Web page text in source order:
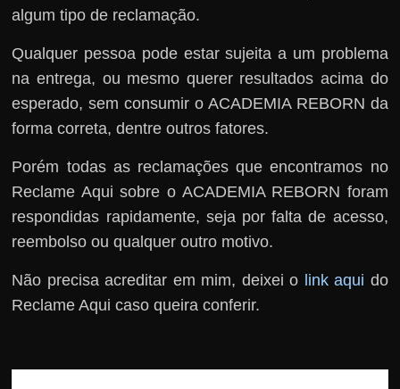
algum tipo de reclamação.
Qualquer pessoa pode estar sujeita a um problema
na entrega, ou mesmo querer resultados acima do
esperado, sem consumir o ACADEMIA REBORN da
forma correta, dentre outros fatores.
Porém todas as reclamações que encontramos no
Reclame Aqui sobre o ACADEMIA REBORN foram
respondidas rapidamente, seja por falta de acesso,
reembolso ou qualquer outro motivo.
Não precisa acreditar em mim, deixei o link aqui do
Reclame Aqui caso queira conferir.